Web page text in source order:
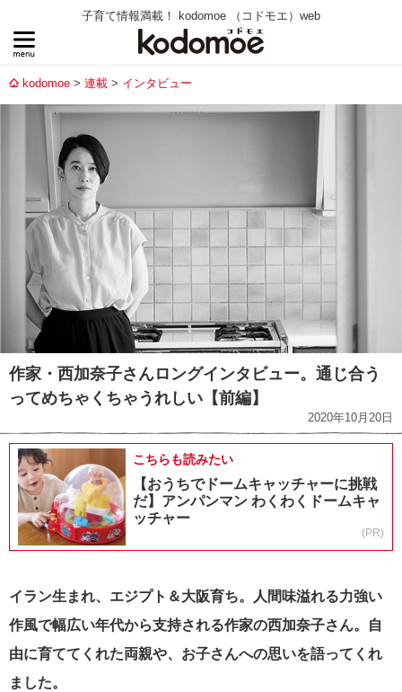
子育て情報満載！ kodomoe （コドモエ）web
kodomoe 連載 インタビュー
作家・西加奈子さんロングインタビュー。通じ合う
ってめちゃくちゃうれしい【前編】
2020年10月20日
こちらも読みたい
【おうちでドームキャッチャーに挑戦
だ】アンパンマン わくわくドームキャ
ッチャー
(PR)
イラン生まれ、エジプト＆大阪育ち。人間味溢れる力強い
作風で幅広い年代から支持される作家の西加奈子さん。自
由に育ててくれた両親や、お子さんへの思いを語ってくれ
ました。